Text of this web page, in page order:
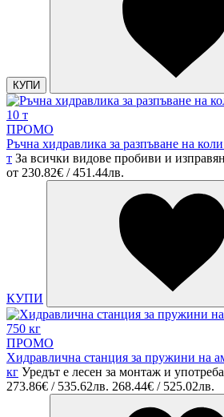
КУПИ
ПРОМО
Ръчна хидравлика за разпъване на
т За всички видове пробиви и
от 230.82€ / 451.44лв.
КУПИ
ПРОМО
Хидравлична станция за пружини на
кг Уредът е лесен за монтаж и употреба
273.86€ / 535.62лв. 268.44€ / 525.02лв.